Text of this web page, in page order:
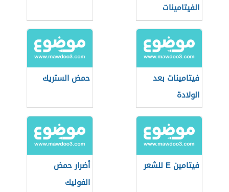
الفيتامينات
فيتامينات بعد
الولادة
حمض الستريك
فيتامين E للشعر
أضرار حمض
الفوليك